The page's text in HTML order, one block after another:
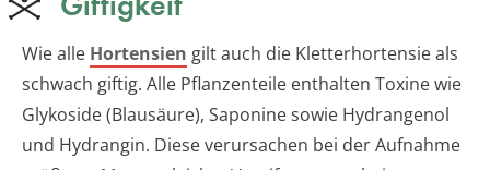
Wie alle Hortensien gilt auch die Kletterhortensie als
schwach giftig. Alle Pflanzenteile enthalten Toxine wie
Glykoside (Blausäure), Saponine sowie Hydrangenol
und Hydrangin. Diese verursachen bei der Aufnahme